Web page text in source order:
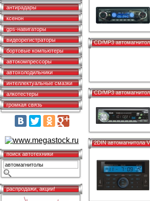
антирадары
ксенон
gps-навигаторы
видеорегистраторы
бортовые компьютеры
автокомпрессоры
автохолодильники
интеллектуальные смазки
алкотестеры
громкая связь
поиск автотехники
распродажи, акции!
CD/MP3
CD/MP3
2DIN автомагнитола